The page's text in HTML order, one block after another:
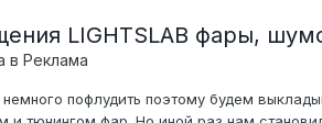
LIGHTSLAB фары,
в Реклама
пофлудить поэтому будем